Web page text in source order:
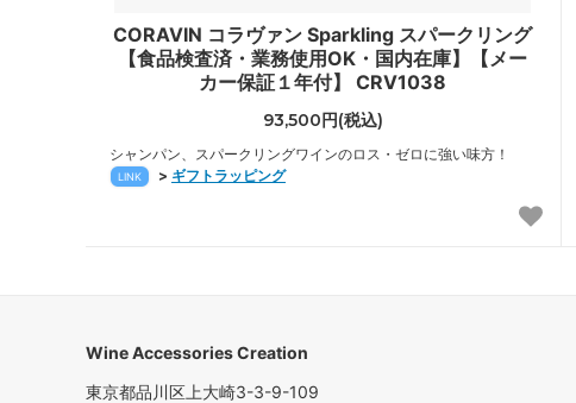
CORAVIN コラヴァン Sparkling スパークリング
【食品検査済・業務使用OK・国内在庫】【メー
カー保証１年付】 CRV1038
93,500円(税込)
シャンパン、スパークリングワインのロス・ゼロに強い味方！
LINK > ギフトラッピング
Wine Accessories Creation
東京都品川区上大崎3-3-9-109